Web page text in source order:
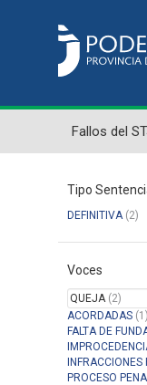
Fallos del
Tipo
DEFINITIVA(2)
Voces
QUEJA(2)
ACORDADAS (1)
FALTA DE
PROCESO